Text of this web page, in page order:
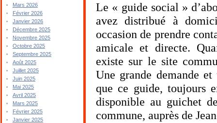
Mars 2026
Février 2026
Janvier 2026
Décembre 2025
Novembre 2025
Octobre 2025
Septembre 2025
Août 2025
Juillet 2025
Juin 2025
Mai 2025
Avril 2025
Mars 2025
Février 2025
Janvier 2025
Le « guide social »
avez distribué à
occasion de prendre
amicale et directe.
existe sur le site
Une grande demande
que ce guide, toujours
disponible au guichet
commune, auprès de